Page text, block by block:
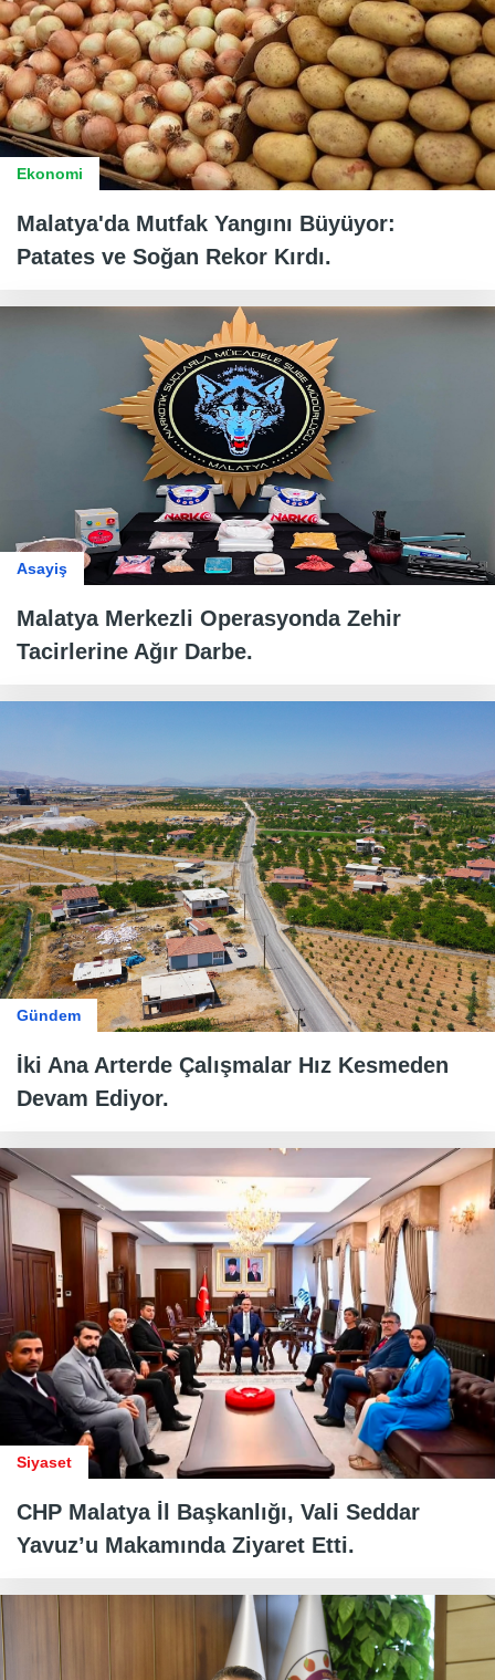
Ekonomi
Malatya'da Mutfak Yangını Büyüyor:
Patates ve Soğan Rekor Kırdı.
Asayiş
Malatya Merkezli Operasyonda Zehir
Tacirlerine Ağır Darbe.
Gündem
İki Ana Arterde Çalışmalar Hız Kesmeden
Devam Ediyor.
Siyaset
CHP Malatya İl Başkanlığı, Vali Seddar
Yavuz’u Makamında Ziyaret Etti.